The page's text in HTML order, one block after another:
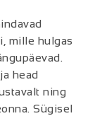
mille hulgas
head
ning
Sügisel